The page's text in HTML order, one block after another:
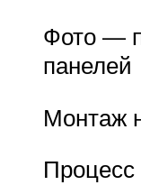
Фото —
панелей
Монтаж